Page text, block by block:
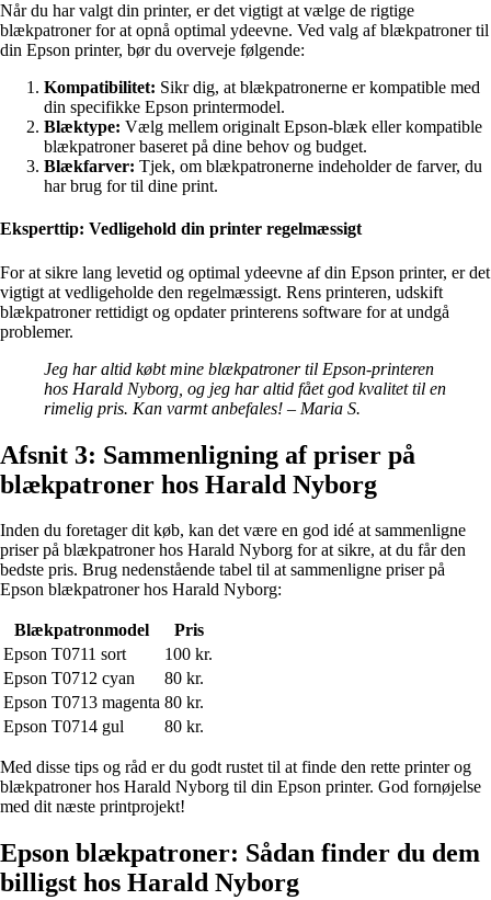
Når du har valgt din printer, er det vigtigt at vælge de rigtige
blækpatroner for at opnå optimal ydeevne. Ved valg af blækpatroner til
din Epson printer, bør du overveje følgende:
Kompatibilitet: Sikr dig, at blækpatronerne er kompatible med
din specifikke Epson printermodel.
Blæktype: Vælg mellem originalt Epson-blæk eller kompatible
blækpatroner baseret på dine behov og budget.
Blækfarver: Tjek, om blækpatronerne indeholder de farver, du
har brug for til dine print.
Eksperttip: Vedligehold din printer regelmæssigt
For at sikre lang levetid og optimal ydeevne af din Epson printer, er det
vigtigt at vedligeholde den regelmæssigt. Rens printeren, udskift
blækpatroner rettidigt og opdater printerens software for at undgå
problemer.
Jeg har altid købt mine blækpatroner til Epson-printeren
hos Harald Nyborg, og jeg har altid fået god kvalitet til en
rimelig pris. Kan varmt anbefales! – Maria S.
Afsnit 3: Sammenligning af priser på
blækpatroner hos Harald Nyborg
Inden du foretager dit køb, kan det være en god idé at sammenligne
priser på blækpatroner hos Harald Nyborg for at sikre, at du får den
bedste pris. Brug nedenstående tabel til at sammenligne priser på
Epson blækpatroner hos Harald Nyborg:
Blækpatronmodel
Pris
Epson T0711 sort
100 kr.
Epson T0712 cyan
80 kr.
Epson T0713 magenta 80 kr.
Epson T0714 gul
80 kr.
Med disse tips og råd er du godt rustet til at finde den rette printer og
blækpatroner hos Harald Nyborg til din Epson printer. God fornøjelse
med dit næste printprojekt!
Epson blækpatroner: Sådan finder du dem
billigst hos Harald Nyborg